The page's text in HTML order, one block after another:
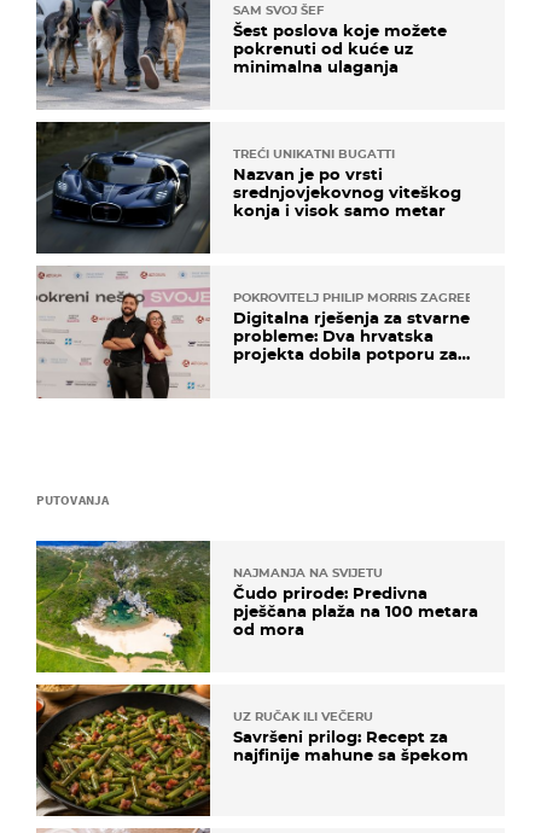
PUTOVANJA
NAJMANJA NA SVIJETU
Čudo prirode: Predivna
pješčana plaža na 100 metara
od mora
UZ RUČAK ILI VEČERU
Savršeni prilog: Recept za
najfinije mahune sa špekom
SAM SVOJ ŠEF
Šest poslova koje možete
pokrenuti od kuće uz
minimalna ulaganja
TREĆI UNIKATNI BUGATTI
Nazvan je po vrsti
srednjovjekovnog viteškog
konja i visok samo metar
POKROVITELJ PHILIP MORRIS ZAGREB
Digitalna rješenja za stvarne
probleme: Dva hrvatska
projekta dobila potporu za